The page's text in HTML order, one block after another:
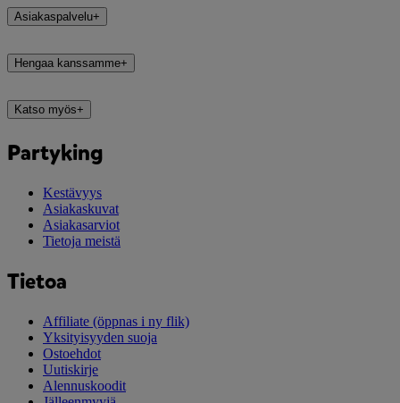
Asiakaspalvelu+
Hengaa kanssamme+
Katso myös+
Partyking
Kestävyys
Asiakaskuvat
Asiakasarviot
Tietoja meistä
Tietoa
Affiliate (öppnas i ny flik)
Yksityisyyden suoja
Ostoehdot
Uutiskirje
Alennuskoodit